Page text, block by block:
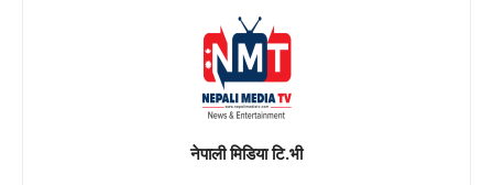
नेपाली मिडिया टि.भी